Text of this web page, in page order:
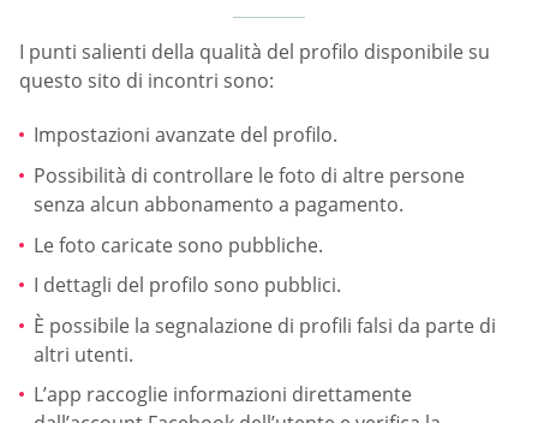
I punti salienti della qualità del profilo disponibile su
questo sito di incontri sono:
Impostazioni avanzate del profilo.
Possibilità di controllare le foto di altre persone
senza alcun abbonamento a pagamento.
Le foto caricate sono pubbliche.
I dettagli del profilo sono pubblici.
È possibile la segnalazione di profili falsi da parte di
altri utenti.
L’app raccoglie informazioni direttamente